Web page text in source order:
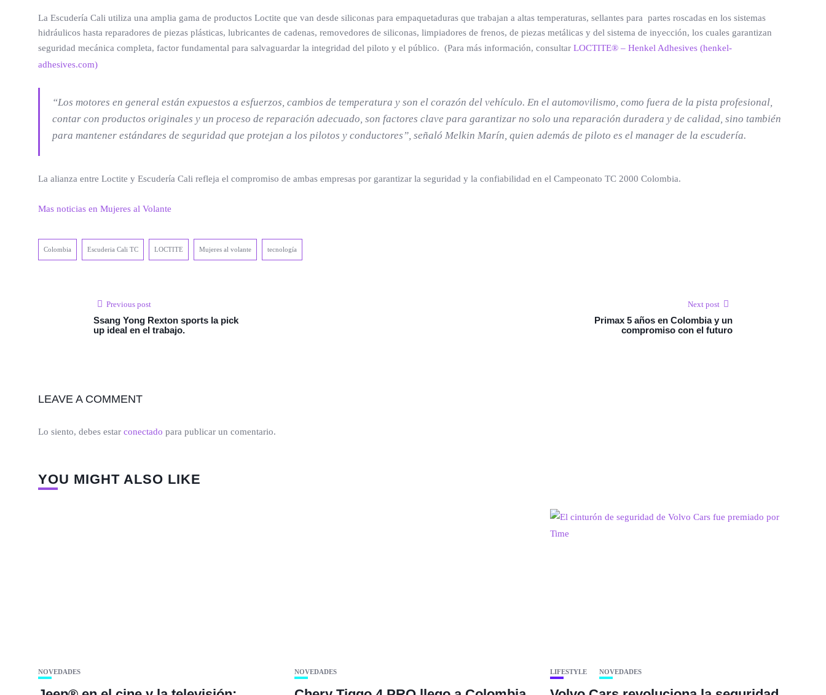
La Escudería Cali utiliza una amplia gama de productos Loctite que van desde siliconas para empaquetaduras que trabajan a altas temperaturas, sellantes para partes roscadas en los sistemas
hidráulicos hasta reparadores de piezas plásticas, lubricantes de cadenas, removedores de siliconas, limpiadores de frenos, de piezas metálicas y del sistema de inyección, los cuales garantizan
seguridad mecánica completa, factor fundamental para salvaguardar la integridad del piloto y el público. (Para más información, consultar LOCTITE® – Henkel Adhesives (henkel-
adhesives.com)
“Los motores en general están expuestos a esfuerzos, cambios de temperatura y son el corazón del vehículo. En el automovilismo, como fuera de la pista profesional,
contar con productos originales y un proceso de reparación adecuado, son factores clave para garantizar no solo una reparación duradera y de calidad, sino también
para mantener estándares de seguridad que protejan a los pilotos y conductores”, señaló Melkin Marín, quien además de piloto es el manager de la escudería.
La alianza entre Loctite y Escudería Cali refleja el compromiso de ambas empresas por garantizar la seguridad y la confiabilidad en el Campeonato TC 2000 Colombia.
Mas noticias en Mujeres al Volante
Colombia Escuderia Cali TC LOCTITE Mujeres al volante tecnología
Previous post
Ssang Yong Rexton sports la pick
up ideal en el trabajo.
Next post
Primax 5 años en Colombia y un
compromiso con el futuro
LEAVE A COMMENT
Lo siento, debes estar conectado para publicar un comentario.
YOU MIGHT ALSO LIKE
NOVEDADES NOVEDADES LIFESTYLE NOVEDADES